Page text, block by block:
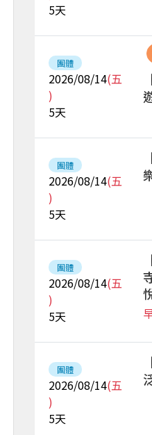
5天
團體
2026/08/14(五
)
5天
團體
2026/08/14(五
)
5天
團體
2026/08/14(五
)
5天
團體
2026/08/14(五
)
5天